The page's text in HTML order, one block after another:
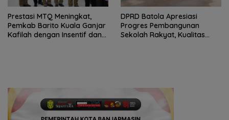
Prestasi MTQ Meningkat,
Pemkab Barito Kuala Ganjar
Kafilah dengan Insentif dan
DPRD Batola Apresiasi
Progres Pembangunan
Sekolah Rakyat, Kualitas